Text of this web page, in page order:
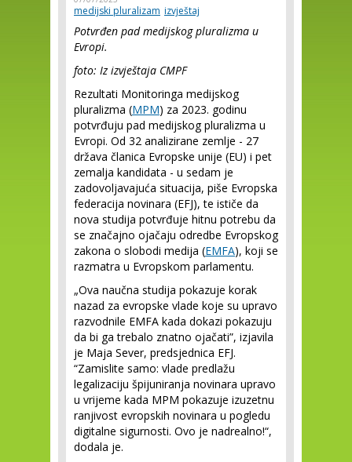
medijski pluralizam izvještaj
Potvrđen pad medijskog pluralizma u
Evropi.
foto: Iz izvještaja CMPF
Rezultati Monitoringa medijskog
pluralizma (MPM) za 2023. godinu
potvrđuju pad medijskog pluralizma u
Evropi. Od 32 analizirane zemlje - 27
država članica Evropske unije (EU) i pet
zemalja kandidata - u sedam je
zadovoljavajuća situacija, piše Evropska
federacija novinara (EFJ), te ističe da
nova studija potvrđuje hitnu potrebu da
se značajno ojačaju odredbe Evropskog
zakona o slobodi medija (EMFA), koji se
razmatra u Evropskom parlamentu.
„Ova naučna studija pokazuje korak
nazad za evropske vlade koje su upravo
razvodnile EMFA kada dokazi pokazuju
da bi ga trebalo znatno ojačati”, izjavila
je Maja Sever, predsjednica EFJ.
“Zamislite samo: vlade predlažu
legalizaciju špijuniranja novinara upravo
u vrijeme kada MPM pokazuje izuzetnu
ranjivost evropskih novinara u pogledu
digitalne sigurnosti. Ovo je nadrealno!“,
dodala je.